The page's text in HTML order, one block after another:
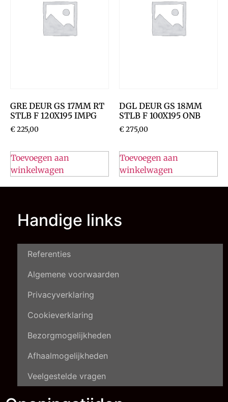
GRE DEUR GS 17MM RT
STLB F 120X195 IMPG
€225,00
Toevoegen aan
winkelwagen
DGL DEUR GS 18MM
STLB F 100X195 ONB
€275,00
Toevoegen aan
winkelwagen
Handige links
Referenties
Algemene voorwaarden
Privacyverklaring
Cookieverklaring
Bezorgmogelijkheden
Afhaalmogelijkheden
Veelgestelde vragen